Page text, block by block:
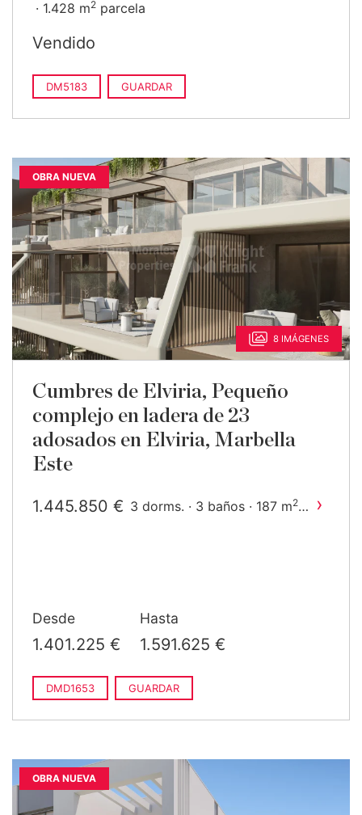
1.428 m2 parcela
Vendido
DM5183 GUARDAR
OBRA NUEVA
8 IMÁGENES
Cumbres de Elviria, Pequeño
complejo en ladera de 23
adosados en Elviria, Marbella
Este
1.445.850 € 3 dorms. · 3 baños · 187 m2 ›
Desde
1.401.225 €
Hasta
1.591.625 €
DMD1653 GUARDAR
OBRA NUEVA